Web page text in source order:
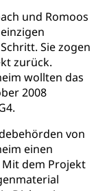
und Romoos
Sie zogen
zurück.
wollten das
2008
von
einen
dem Projekt
elterliche